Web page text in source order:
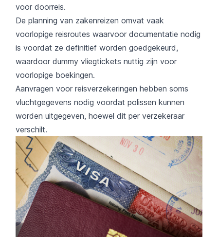
voor doorreis.
De planning van zakenreizen omvat vaak
voorlopige reisroutes waarvoor documentatie nodig
is voordat ze definitief worden goedgekeurd,
waardoor dummy vliegtickets nuttig zijn voor
voorlopige boekingen.
Aanvragen voor reisverzekeringen hebben soms
vluchtgegevens nodig voordat polissen kunnen
worden uitgegeven, hoewel dit per verzekeraar
verschilt.